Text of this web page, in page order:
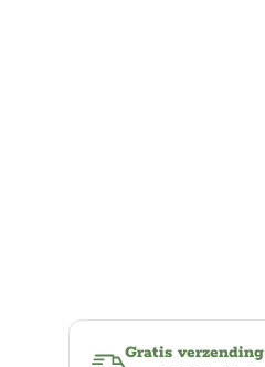
Gratis verzending